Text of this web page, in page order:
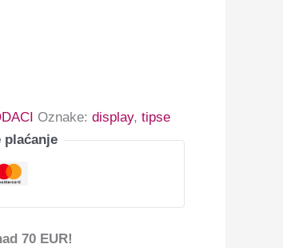
Oznake: display, tipse
plaćanje
70 EUR!